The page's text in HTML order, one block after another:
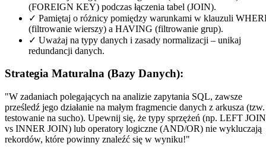
(FOREIGN KEY) podczas łączenia tabel (JOIN).
✓ Pamiętaj o różnicy pomiędzy warunkami w klauzuli
(filtrowanie wierszy) a HAVING (filtrowanie grup).
✓ Uważaj na typy danych i zasady normalizacji – unikaj
redundancji danych.
Strategia Maturalna (Bazy Danych):
"W zadaniach polegających na analizie zapytania SQL, zawsze
prześledź jego działanie na małym fragmencie danych z arkusza (tzw.
testowanie na sucho). Upewnij się, że typy sprzężeń (np. LEFT JOIN
vs INNER JOIN) lub operatory logiczne (AND/OR) nie wykluczają
rekordów, które powinny znaleźć się w wyniku!"